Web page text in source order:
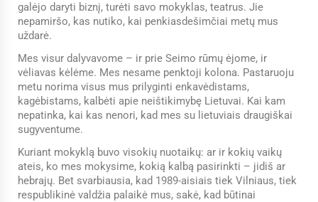
galėjo daryti biznį, turėti savo mokyklas, teatrus. Jie
nepamiršo, kas nutiko, kai penkiasdešimčiai metų mus
uždarė.
Mes visur dalyvavome – ir prie Seimo rūmų ėjome, ir
vėliavas kėlėme. Mes nesame penktoji kolona. Pastaruoju
metu norima visus mus prilyginti enkavėdistams,
kagėbistams, kalbėti apie neištikimybę Lietuvai. Kai kam
nepatinka, kai kas nenori, kad mes su lietuviais draugiškai
sugyventume.
Kuriant mokyklą buvo visokių nuotaikų: ar ir kokių vaikų
ateis, ko mes mokysime, kokią kalbą pasirinkti – jidiš ar
hebrajų. Bet svarbiausia, kad 1989-aisiais tiek Vilniaus, tiek
respublikinė valdžia palaikė mus, sakė, kad būtinai